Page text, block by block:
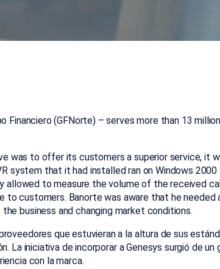
Financiero (GFNorte) – serves more than 13
was to offer its customers a superior service, it
system that it had installed ran on Windows 2000
to measure the volume of the received
to customers. Banorte was aware that he needed
business and changing market conditions.
que estuvieran a la altura de sus
La iniciativa de incorporar a Genesys surgió de un
con la marca.